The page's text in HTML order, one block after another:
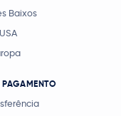
Baixos